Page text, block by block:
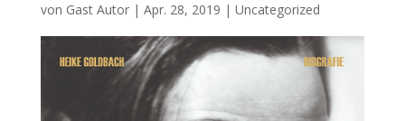
von Gast Autor| Apr. 28, 2019 | Uncategorized